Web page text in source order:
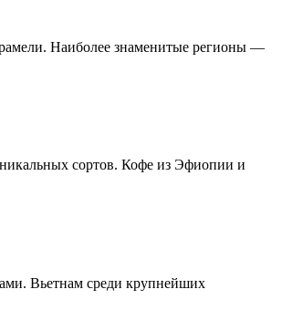
Наиболее знаменитые регионы —
сортов. Кофе из Эфиопии и
Вьетнам среди крупнейших